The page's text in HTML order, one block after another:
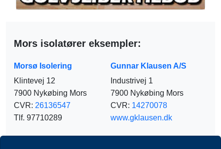
Mors isolatører eksempler:
Morsø Isolering
Klintevej 12
7900 Nykøbing Mors
CVR: 26136547
Tlf. 97710289
Gunnar Klausen A/S
Industrivej 1
7900 Nykøbing Mors
CVR: 14270078
www.gklausen.dk